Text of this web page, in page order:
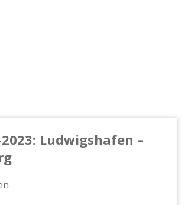
Ludwigshafen –